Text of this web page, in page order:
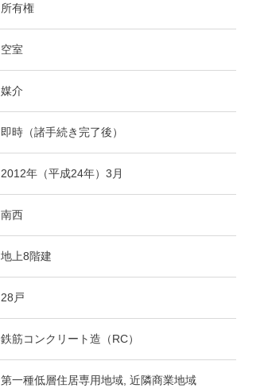
所有権
空室
媒介
即時（諸手続き完了後）
2012年（平成24年）3月
南西
地上8階建
28戸
鉄筋コンクリート造（RC）
第一種低層住居専用地域, 近隣商業地域